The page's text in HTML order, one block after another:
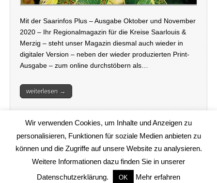
Mit der Saarinfos Plus – Ausgabe Oktober und November
2020 – Ihr Regionalmagazin für die Kreise Saarlouis &
Merzig – steht unser Magazin diesmal auch wieder in
digitaler Version – neben der wieder produzierten Print-
Ausgabe – zum online durchstöbern als…
weiterlesen →
www.saarinfos.de. All Rights Reserved.
The Magazine Basic Theme by
bavotasan.com.
Wir verwenden Cookies, um Inhalte und Anzeigen zu
personalisieren, Funktionen für soziale Medien anbieten zu
können und die Zugriffe auf unsere Website zu analysieren.
Weitere Informationen dazu finden Sie in unserer
Datenschutzerklärung.
OK Mehr erfahren